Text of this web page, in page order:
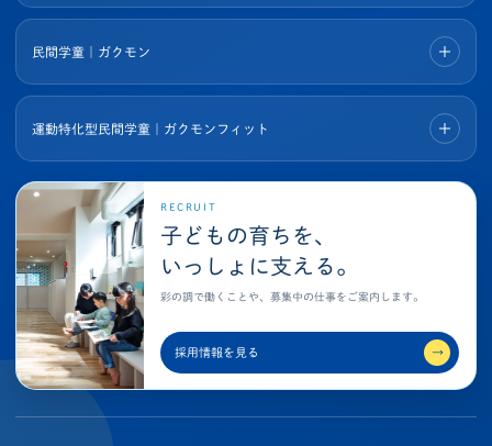
民間学童｜ガクモン
運動特化型民間学童｜ガクモンフィット
RECRUIT
子どもの育ちを、
いっしょに支える。
彩の調で働くことや、募集中の仕事をご案内します。
採用情報を見る →